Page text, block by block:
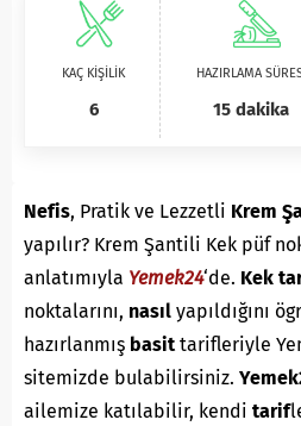
KAÇ KİŞİLİK
6
HAZIRLAMA
15 dakika
Nefis, Pratik ve Lezzetli Krem
yapılır? Krem Şantili Kek püf
anlatımıyla Yemek24‘de. Kek
noktalarını, nasıl yapıldığını
hazırlanmış basittarifleriyle
sitemizde bulabilirsiniz.
ailemize katılabilir, kendi tarif